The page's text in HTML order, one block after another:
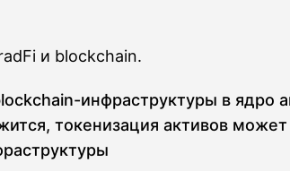
и blockchain.
инфраструктуры в ядро
токенизация активов